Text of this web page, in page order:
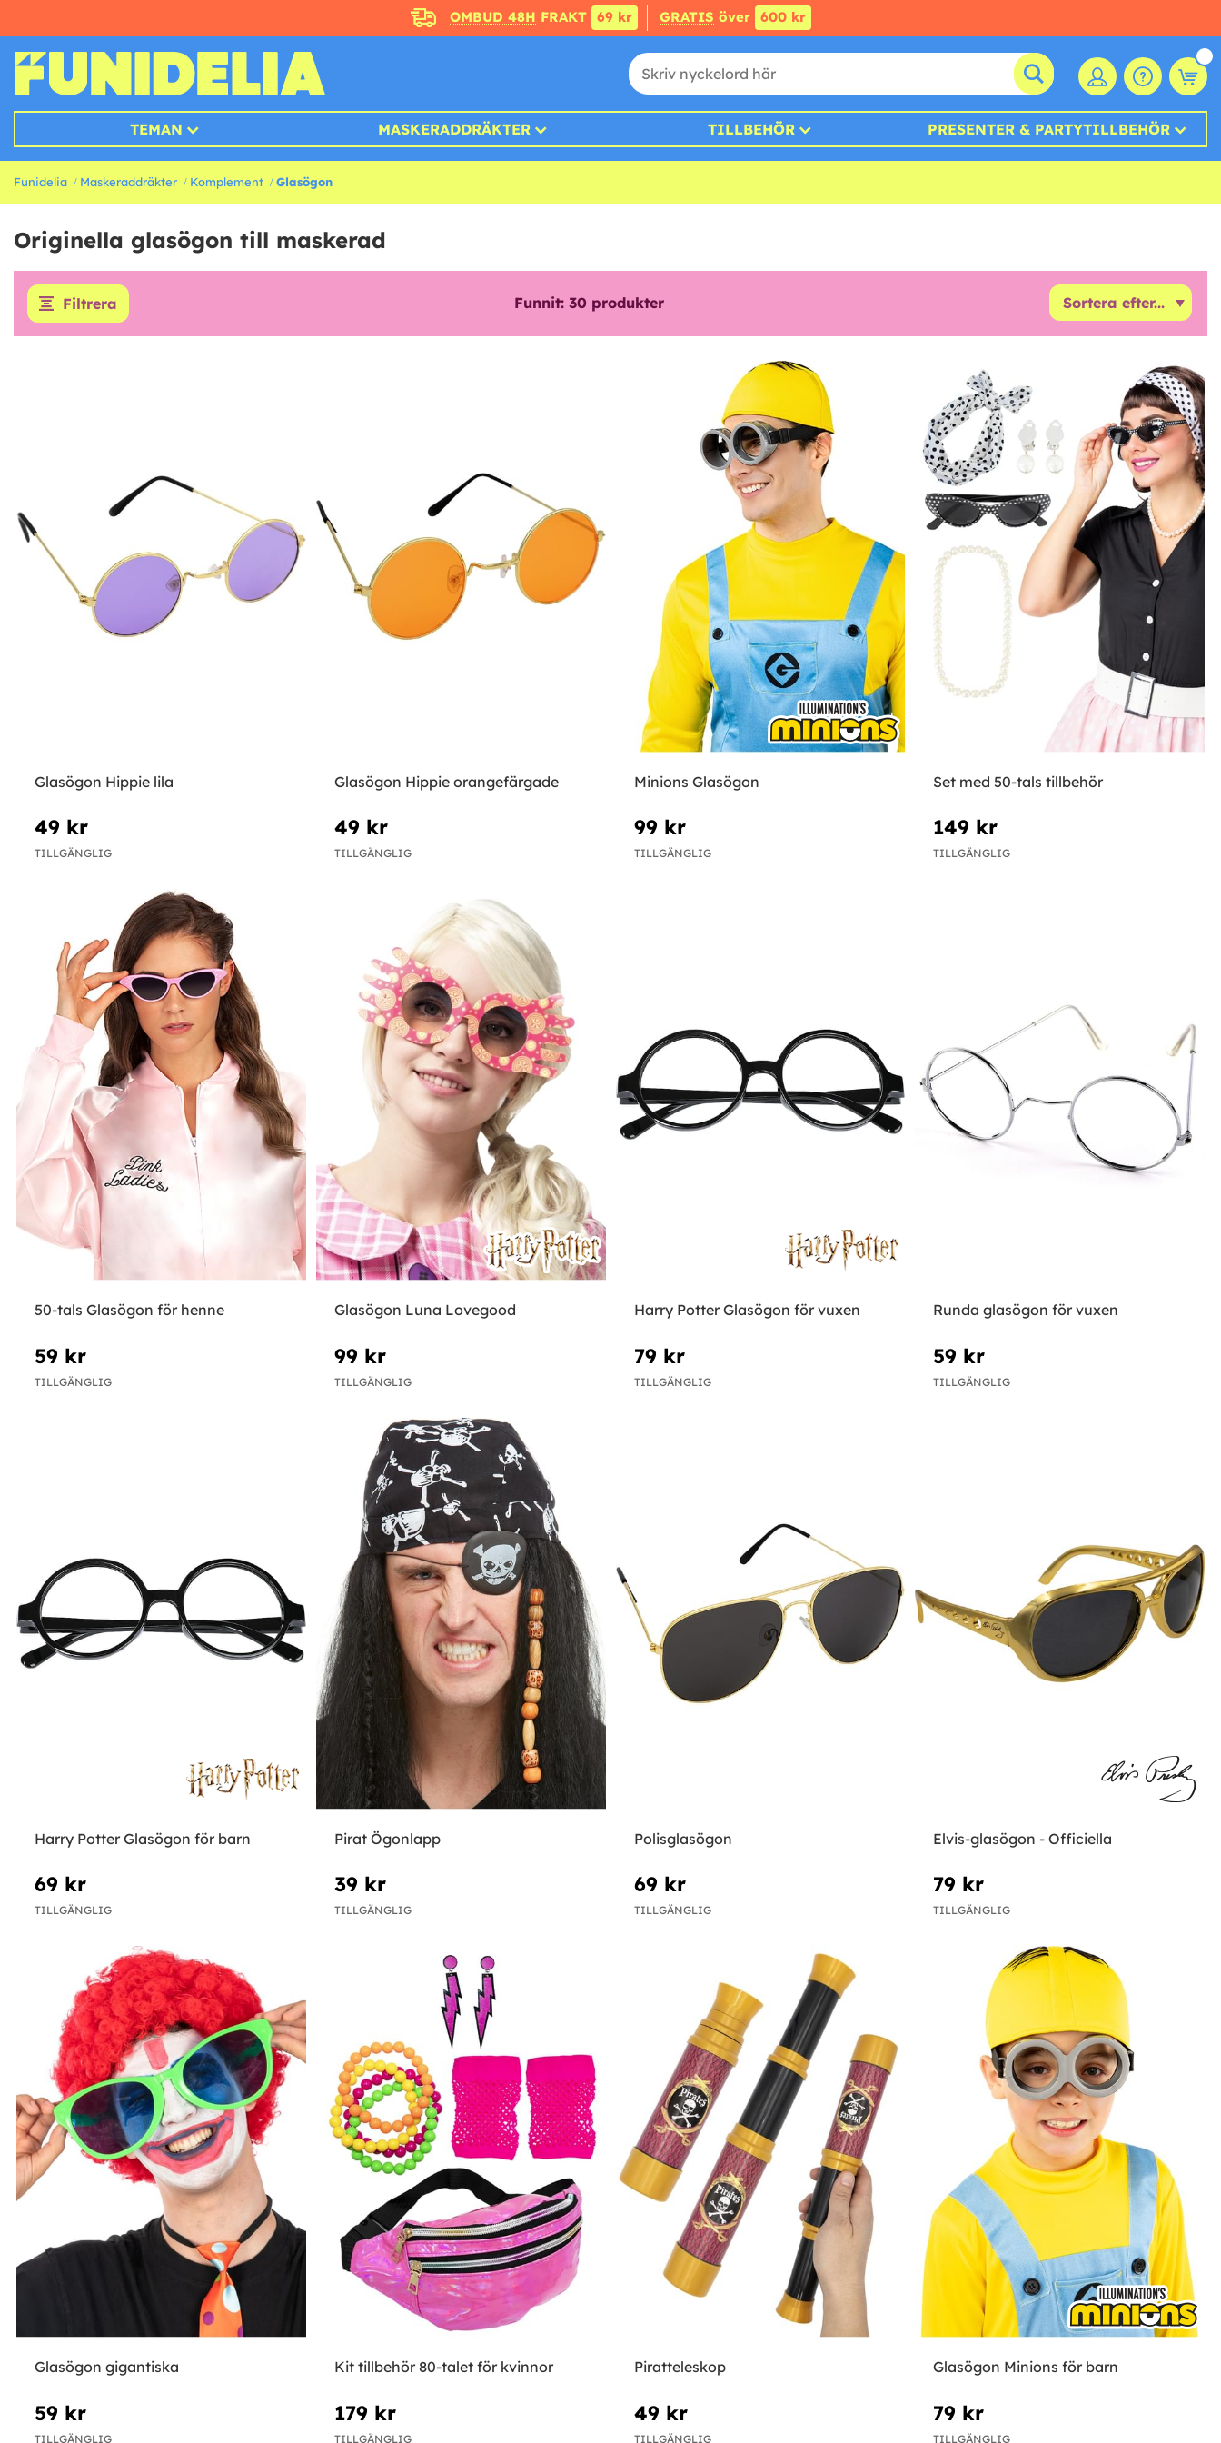
OMBUD 48H FRAKT 69 kr GRATIS över 600 kr
TEMAN MASKERADDRÄKTER TILLBEHÖR PRESENTER & PARTYTILLBEHÖR
Funidelia Maskeraddräkter Komplement Glasögon
Originella glasögon till maskerad
Filtrera Funnit: 30 produkter
Glasögon Hippie lila
49 kr
TILLGÄNGLIG
Glasögon Hippie orangefärgade
49 kr
TILLGÄNGLIG
Minions Glasögon
99 kr
TILLGÄNGLIG
Set med 50-tals tillbehör
149 kr
TILLGÄNGLIG
50-tals Glasögon för henne
59 kr
TILLGÄNGLIG
Glasögon Luna Lovegood
99 kr
TILLGÄNGLIG
Harry Potter Glasögon för vuxen
79 kr
TILLGÄNGLIG
Runda glasögon för vuxen
59 kr
TILLGÄNGLIG
Harry Potter Glasögon för barn
69 kr
TILLGÄNGLIG
Pirat Ögonlapp
39 kr
TILLGÄNGLIG
Polisglasögon
69 kr
TILLGÄNGLIG
Elvis-glasögon - Officiella
79 kr
TILLGÄNGLIG
Glasögon gigantiska
59 kr
TILLGÄNGLIG
Kit tillbehör 80-talet för kvinnor
179 kr
TILLGÄNGLIG
Piratteleskop
49 kr
TILLGÄNGLIG
Glasögon Minions för barn
79 kr
TILLGÄNGLIG